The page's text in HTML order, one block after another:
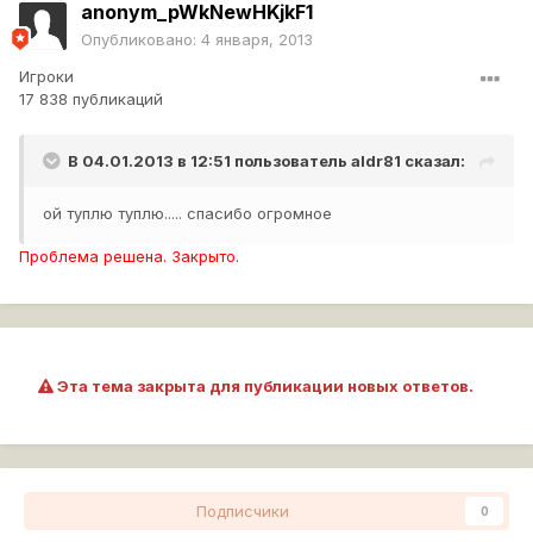
anonym_pWkNewHKjkF1
Опубликовано: 4 января, 2013
Игроки
17 838 публикаций
В 04.01.2013 в 12:51 пользователь aldr81 сказал:
ой туплю туплю..... спасибо огромное
Проблема решена. Закрыто.
Эта тема закрыта для публикации новых ответов.
Подписчики 0